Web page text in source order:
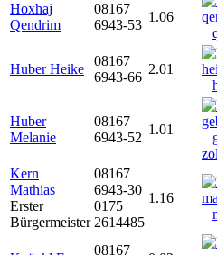
Hoxhaj
Qendrim
08167
6943-53
1.06
Huber Heike
08167
6943-66
2.01
Huber
Melanie
08167
6943-52
1.01
Kern
Mathias
Erster
Bürgermeister
08167
6943-30
0175
2614485
1.16
08167